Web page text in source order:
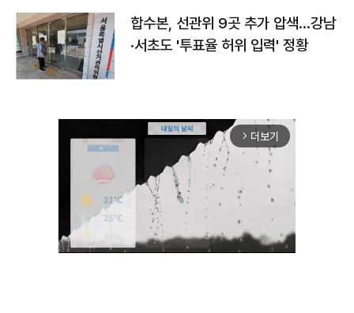
합수본, 선관위 9곳 추가 압색…강남
·서초도 '투표율 허위 입력' 정황
arrow_forward_ios 더보기